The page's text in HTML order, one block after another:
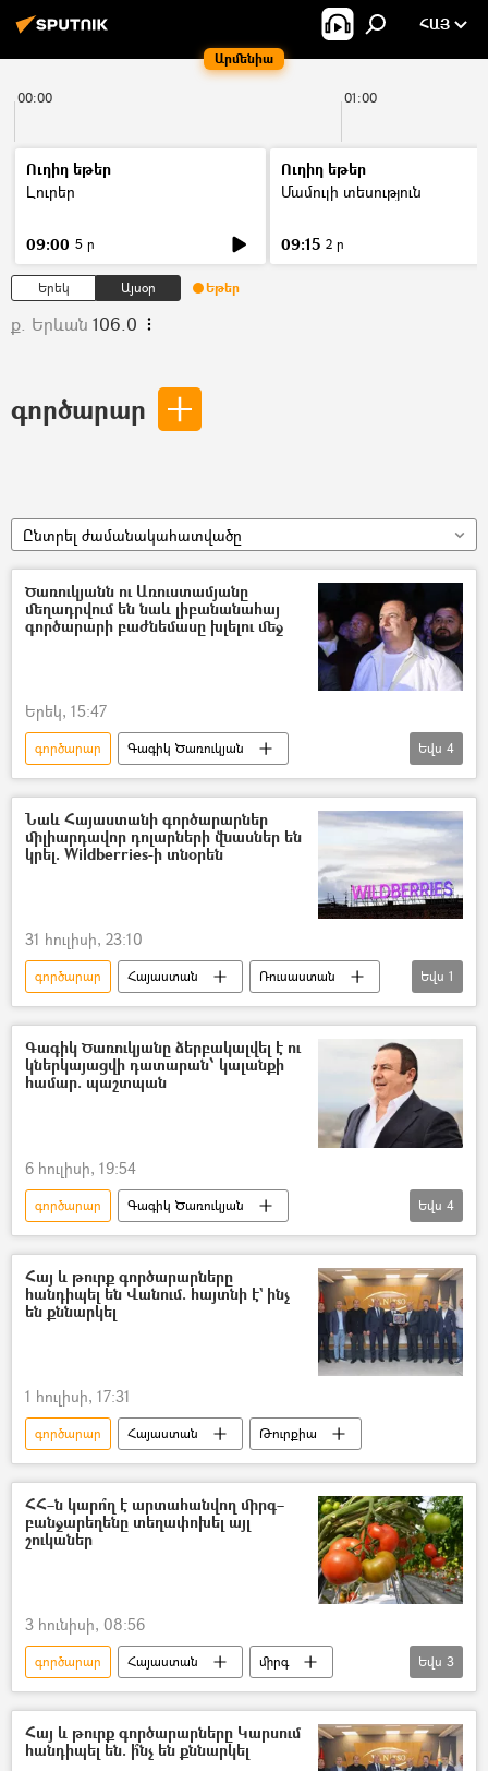
Արմենիա
ՀԱՅ
00:00 01:00
Ուղիղ եթեր
Լուրեր
09:00 5 ր
Ուղիղ եթեր
Մամուլի տեսություն
09:15 2 ր
Երեկ Այսօր Եթեր
ք. Երևան 106.0
գործարար
Ընտրել ժամանակահատվածը
Ծառուկյանն ու Առուստամյանը
մեղադրվում են նաև լիբանանահայ
գործարարի բաժնեմասը խլելու մեջ
Երեկ, 15:47
գործարար
Գագիկ Ծառուկյան
Սեդրակ Առուստամյան
ՀՀ քննչական կոմիտե
Մեղադրանք
բաժնետեր
Եվս 4
Նաև Հայաստանի գործարարներ
միլիարդավոր դոլարների վնասներ են
կրել. Wildberries-ի տնօրեն
31 հուլիսի, 23:10
գործարար Հայաստան
Ռուսաստան
Վայլդբերիզ (Wildberries)
Եվս 1
Գագիկ Ծառուկյանը ձերբակալվել է ու
կներկայացվի դատարան՝ կալանքի
համար. պաշտպան
6 հուլիսի, 19:54
գործարար
Գագիկ Ծառուկյան
Ձերբակալություն
Բարգավաճ Հայաստան կուսակցություն (ԲՀԿ)
Հայաստան
Նիկոլ Փաշինյան
Եվս 4
Հայ և թուրք գործարարները
հանդիպել են Վանում. հայտնի է` ինչ
են քննարկել
1 հուլիսի, 17:31
գործարար Հայաստան Թուրքիա
ՀՀ–ն կարո՞ղ է արտահանվող միրգ–
բանջարեղենը տեղափոխել այլ
շուկաներ
3 հունիսի, 08:56
գործարար Հայաստան
միրգ
բանջարեղեն
Արաբական միացյալ էմիրություններ (ԱՄԷ)
Իրանի Իսլամական Հանրապետություն
Եվս 3
Հայ և թուրք գործարարները Կարսում
հանդիպել են. ի՞նչ են քննարկել